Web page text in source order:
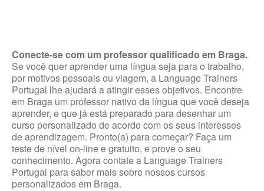
Conecte-se com um professor qualificado em Braga.
Se você quer aprender uma língua seja para o trabalho,
por motivos pessoais ou viagem, a Language Trainers
Portugal lhe ajudará a atingir esses objetivos. Encontre
em Braga um professor nativo da língua que você deseja
aprender, e que já está preparado para desenhar um
curso personalizado de acordo com os seus interesses
de aprendizagem. Pronto(a) para começar? Faça um
teste de nível on-line e gratuito, e prove o seu
conhecimento. Agora contate a Language Trainers
Portugal para saber mais sobre nossos cursos
personalizados em Braga.